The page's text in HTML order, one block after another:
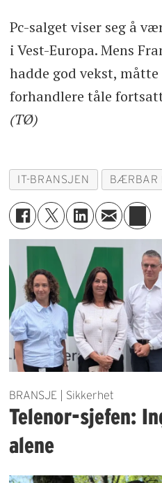
Pc-salget viser seg å
i Vest-Europa. Mens
hadde god vekst,
forhandlere tåle
(TØ)
IT-BRANSJEN BÆRBAR
BRANSJE | Sikkerhet
Telenor-sjefen:
alene